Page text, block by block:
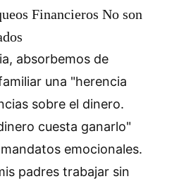
Financieros No son
absorbemos de
una "herencia
sobre el dinero.
cuesta ganarlo"
emocionales.
padres trabajar sin